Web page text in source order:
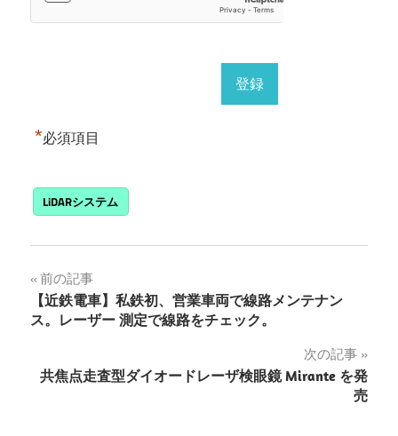
*必須項目
LiDARシステム
投
稿
ビ
前の記事
【近鉄電車】私鉄初、営業車両で線路メンテナン
ス。レーザー 測定で線路をチェック。
次の記事
共焦点走査型ダイオードレーザ検眼鏡 Mirante を発
売